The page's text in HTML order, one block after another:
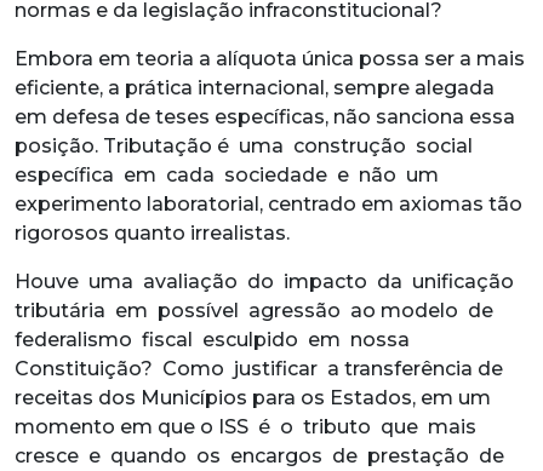
normas e da legislação infraconstitucional?
Embora em teoria a alíquota única possa ser a mais
eficiente, a prática internacional, sempre alegada
em defesa de teses específicas, não sanciona essa
posição. Tributação é uma construção social
específica em cada sociedade e não um
experimento laboratorial, centrado em axiomas tão
rigorosos quanto irrealistas.
Houve uma avaliação do impacto da unificação
tributária em possível agressão ao modelo de
federalismo fiscal esculpido em nossa
Constituição? Como justificar a transferência de
receitas dos Municípios para os Estados, em um
momento em que o ISS é o tributo que mais
cresce e quando os encargos de prestação de